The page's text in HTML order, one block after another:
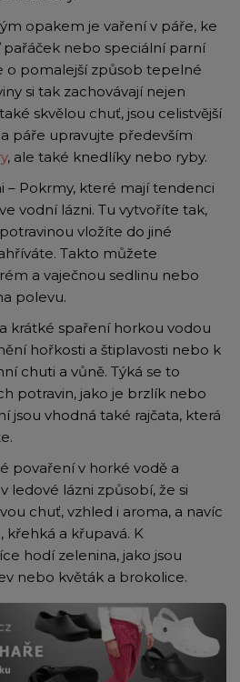
opakem je vaření v páře, ke
nebo speciální parní
o pomalejší způsob tepelné
si tak zachovávají nejen
skvělou chuť, jsou celistvější
páře upravujte především
, ale také knedlíky nebo ryby.
– Pokrmy, které mají tendenci
vodní lázni. Tu vytvoříte tak,
vložíte do jiné
Takto můžete
a vaječnou sedlinu nebo
polevu.
krátké spaření horkou vodou
hořkosti a štiplavosti nebo k
chuti a vůně. Týká se to
potravin, jako je brzlík nebo
jsou vhodná také rajčata, která
povaření v horké vodě a
ledové lázni způsobí, že si
chuť, vzhled i aroma, a navíc
křehká a křupavá. K
hodí zelenina, jako jsou
nebo květák a brokolice.